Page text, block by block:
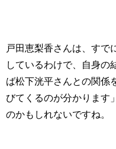
戸田恵梨香さんは、すで
しているわけで、自身の
ば松下洸平さんとの関係
びてくるのが分かります
のかもしれないですね。